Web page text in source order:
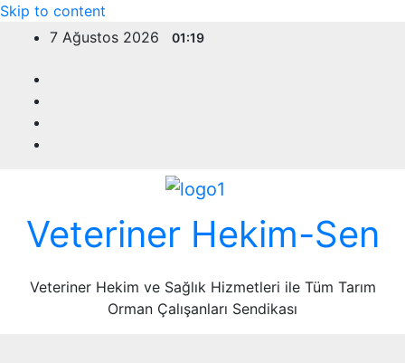
Skip to content
7 Ağustos 2026
01:19
Veteriner Hekim-Sen
Veteriner Hekim ve Sağlık Hizmetleri ile Tüm Tarım
Orman Çalışanları Sendikası